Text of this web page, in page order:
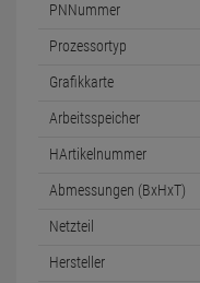
PNNummer
Prozessortyp
Grafikkarte
Arbeitsspeicher
HArtikelnummer
Abmessungen (BxHxT)
Netzteil
Hersteller